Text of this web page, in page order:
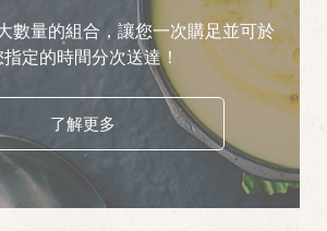
數量的組合，讓您一次購足並可於
定的時間分次送達！
了解更多